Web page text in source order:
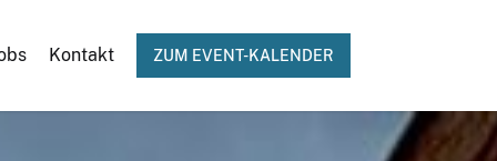
Kontakt ZUM EVENT-KALENDER